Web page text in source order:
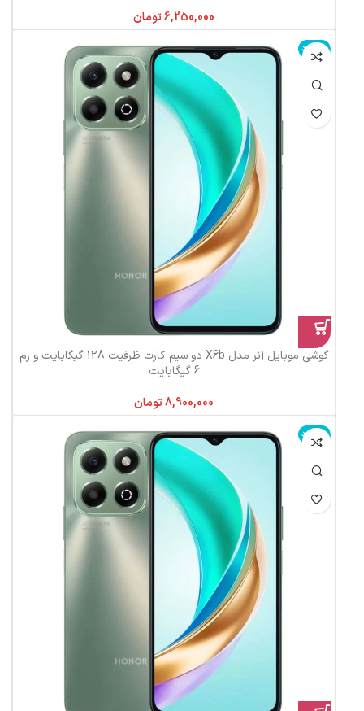
تومان
ناموجود
گوشی موبایل آنر مدل X6b دو سیم کارت ظرفیت 128 گیگابایت و رم
6 گیگابایت
تومان
ناموجود